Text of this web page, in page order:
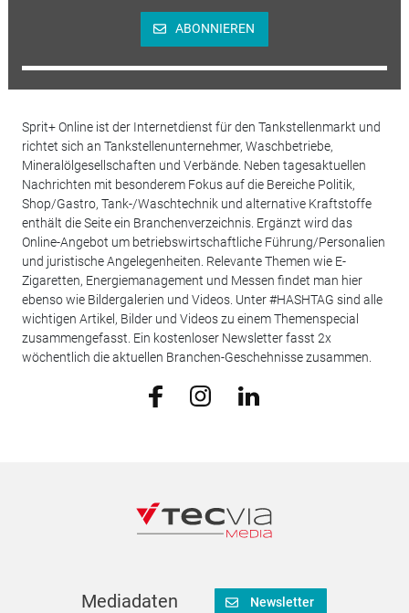
ABONNIEREN
Sprit+ Online ist der Internetdienst für den Tankstellenmarkt und
richtet sich an Tankstellenunternehmer, Waschbetriebe,
Mineralölgesellschaften und Verbände. Neben tagesaktuellen
Nachrichten mit besonderem Fokus auf die Bereiche Politik,
Shop/Gastro, Tank-/Waschtechnik und alternative Kraftstoffe
enthält die Seite ein Branchenverzeichnis. Ergänzt wird das
Online-Angebot um betriebswirtschaftliche Führung/Personalien
und juristische Angelegenheiten. Relevante Themen wie E-
Zigaretten, Energiemanagement und Messen findet man hier
ebenso wie Bildergalerien und Videos. Unter #HASHTAG sind alle
wichtigen Artikel, Bilder und Videos zu einem Themenspecial
zusammengefasst. Ein kostenloser Newsletter fasst 2x
wöchentlich die aktuellen Branchen-Geschehnisse zusammen.
Mediadaten Newsletter